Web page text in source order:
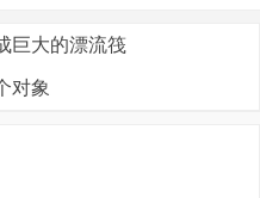
巨大的漂流筏
对象